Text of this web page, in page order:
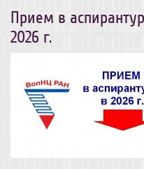
Прием в
2026 г.